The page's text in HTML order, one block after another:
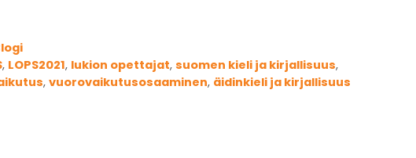
, LOPS2021, lukion opettajat,suomen kieli ja kirjallisuus,
, vuorovaikutusosaaminen, äidinkieli ja kirjallisuus